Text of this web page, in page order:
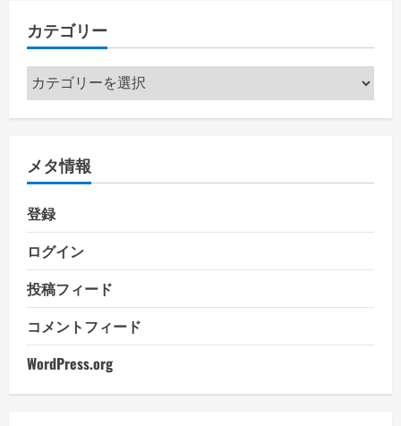
カテゴリー
カ
テ
ー
メタ情報
登録
ログイン
投稿フィード
コメントフィード
WordPress.org